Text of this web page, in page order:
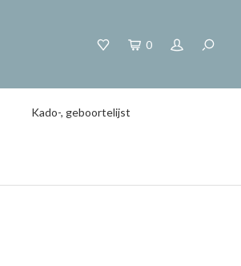
0
Kado-, geboortelijst